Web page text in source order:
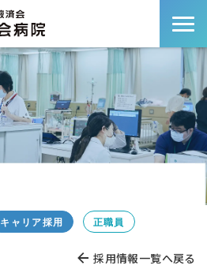
キャリア採用 正職員
採用情報一覧へ戻る